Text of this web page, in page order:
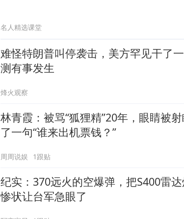
名人精选课堂
难怪特朗普叫停袭击，美方罕见干了
测有事发生
烽火观察
林青霞：被骂“狐狸精”20年，眼睛被
了一句“谁来出机票钱？”
周周说娱 1跟贴
纪实：370远火的空爆弹，把S400雷
惨状让台军急眼了